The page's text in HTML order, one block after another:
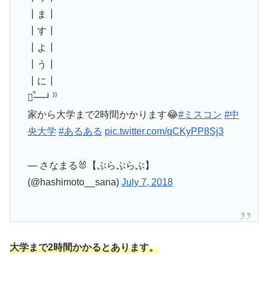
┃ま┃
┃す┃
┃よ┃
┃う┃
┃に┃
╰̚━┛⁾⁾
家から大学まで2時間かかります😂#ミスコン #中
央大学 #あるある pic.twitter.com/qCKyPP8Sj3
— さなまる🐰【ぷらぷらぶ】
(@hashimoto__sana) July 7, 2018
大学まで2時間かかるとあります。